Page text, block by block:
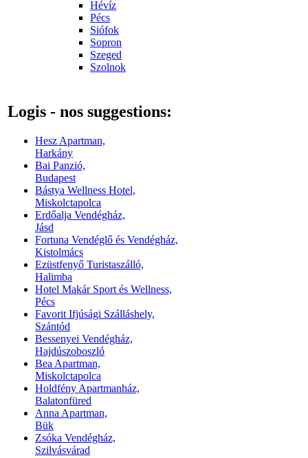
Hévíz
Pécs
Siófok
Sopron
Szeged
Szolnok
Logis - nos suggestions:
Hesz Apartman,
Harkány
Bai Panzió,
Budapest
Bástya Wellness Hotel,
Miskolctapolca
Erdőalja Vendégház,
Jásd
Fortuna Vendéglő és Vendégház,
Kistolmács
Ezüstfenyő Turistaszálló,
Halimba
Hotel Makár Sport és Wellness,
Pécs
Favorit Ifjúsági Szálláshely,
Szántód
Bessenyei Vendégház,
Hajdúszoboszló
Bea Apartman,
Miskolctapolca
Holdfény Apartmanház,
Balatonfüred
Anna Apartman,
Bük
Zsóka Vendégház,
Szilvásvárad